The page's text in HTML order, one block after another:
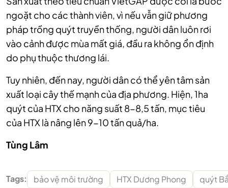
ngoặt cho các thành viên, vì nếu vẫn giữ phương
pháp trồng quýt truyền thống, người dân luôn rơi
vào cảnh được mùa mất giá, đầu ra không ổn định
do phụ thuộc thương lái.
Tuy nhiên, đến nay, người dân có thể yên tâm sản
xuất loại cây thế mạnh của địa phương. Hiện, 1ha
quýt của HTX cho năng suất 8-8,5 tấn, mục tiêu
của HTX là nâng lên 9-10 tấn quả/ha.
Tùng Lâm
Tags: bảo vệ môi trường HTX Dương Phong quýt